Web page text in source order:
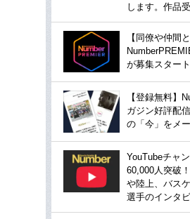
します。作品
【同僚や仲間
が募集スタート
【登録無料】
ガジン好評配
の「今」をメ
YouTubeチャ
60,000人突破
や陸上、バス
選手のインタ